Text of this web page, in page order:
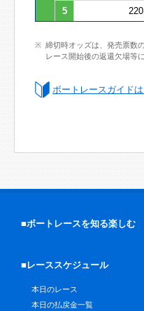
5
締切時オッズは、発売票数
レース開始後の返還欠場等
ボートレースガイド
■ボートレースを知る楽しむ
■レーススケジュール
本日のレース
本日の払戻金一覧